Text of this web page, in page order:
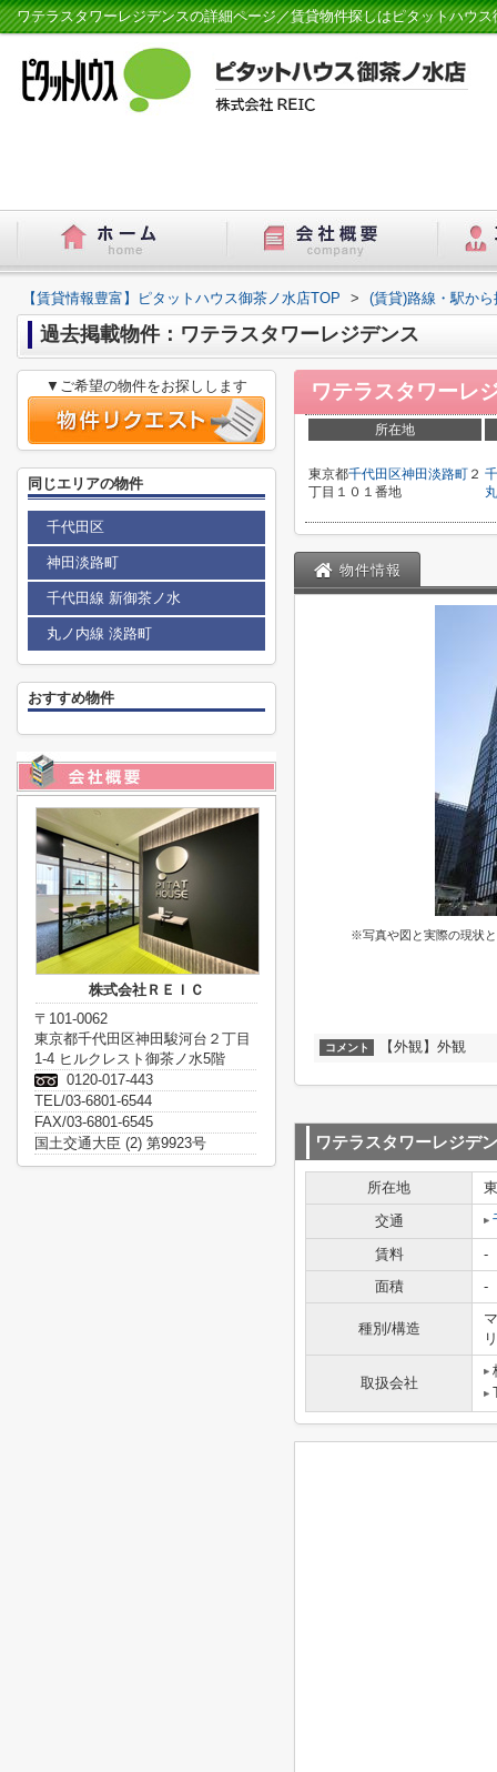
ワテラスタワーレジデンスの詳細ページ／賃貸物件探しはピタットハウ
【賃貸情報豊富】ピタットハウス御茶ノ水店TOP > (賃貸)路線・駅から
過去掲載物件：ワテラスタワーレジデンス
ワテラスタワーレ
所在地
東京都千代田区神田淡路町 ２
丁目１０１番地
物件情報
※写真や図と実際の現状
コメント 【外観】外観
ワテラスタワーレジデ
所在地
交通
賃料
-
面積
-
種別/構造
取扱会社
▼ご希望の物件をお探しします
同じエリアの物件
千代田区
神田淡路町
千代田線 新御茶ノ水
丸ノ内線 淡路町
おすすめ物件
株式会社ＲＥＩＣ
〒101-0062
東京都千代田区神田駿河台２丁目
1-4 ヒルクレスト御茶ノ水5階
0120-017-443
TEL/03-6801-6544
FAX/03-6801-6545
国土交通大臣 (2) 第9923号